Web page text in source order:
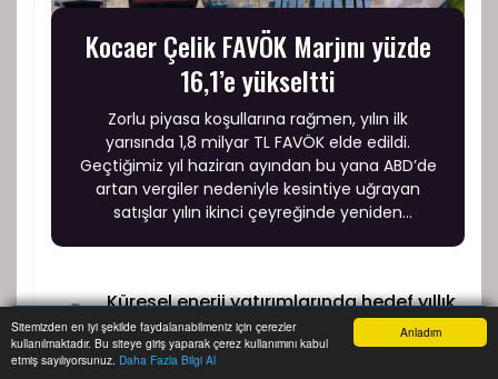
Anladım
Sitemizden en iyi şekilde faydalanabilmeniz için çerezler
kullanılmaktadır. Bu siteye giriş yaparak çerez kullanımını kabul
etmiş sayılıyorsunuz. Daha Fazla Bilgi Al
Kocaer Çelik FAVÖK Marjını yüzde
16,1’e yükseltti
Zorlu piyasa koşullarına rağmen, yılın ilk
yarısında 1,8 milyar TL FAVÖK elde edildi.
Geçtiğimiz yıl haziran ayından bu yana ABD’de
artan vergiler nedeniyle kesintiye uğrayan
satışlar yılın ikinci çeyreğinde yeniden
verildi.
1
Küresel enerji yatırımlarında hedef yıllık
250 milyar dolar
Anasayfa Yazarlar Haber Ara İhbar Hattı Menu